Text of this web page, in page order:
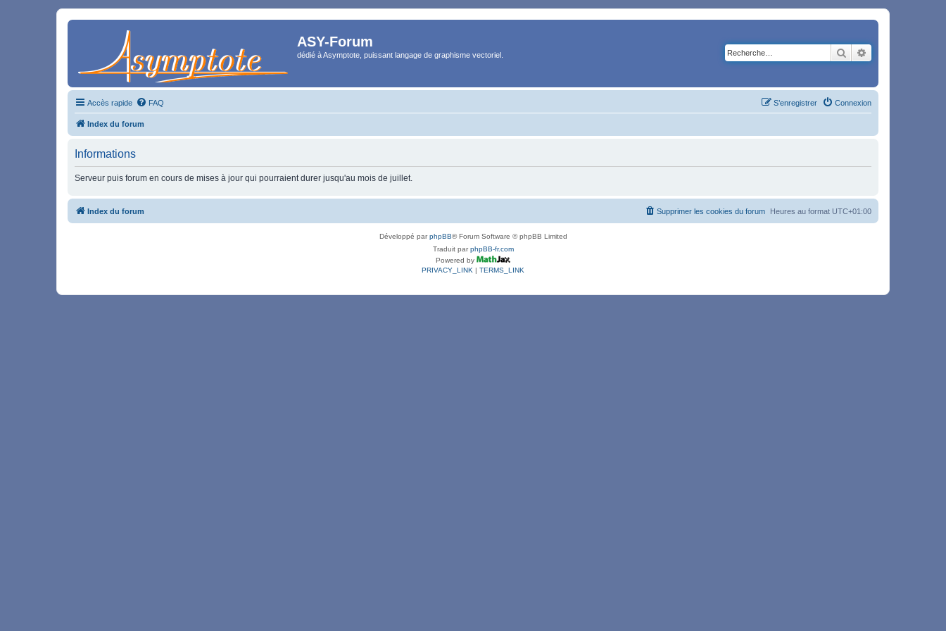
ASY-Forum
dédié à Asymptote, puissant langage de graphisme vectoriel. Rechercher
Accès rapide FAQ Connexion
S’enregistrer
Index du forum
Informations
Serveur puis forum en cours de mises à jour qui pourraient durer jusqu'au mois de juillet.
Index du forum Heures au format UTC+01:00
Supprimer les cookies du forum
Développé parphpBB® Forum Software © phpBB Limited
Traduit parphpBB-fr.com
Powered by
PRIVACY_LINK | TERMS_LINK